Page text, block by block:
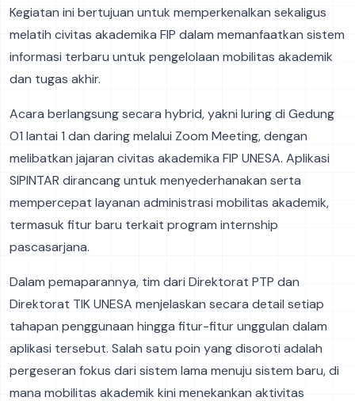
Kegiatan ini bertujuan untuk memperkenalkan sekaligus
melatih civitas akademika FIP dalam memanfaatkan sistem
informasi terbaru untuk pengelolaan mobilitas akademik
dan tugas akhir.
Acara berlangsung secara hybrid, yakni luring di Gedung
O1 lantai 1 dan daring melalui Zoom Meeting, dengan
melibatkan jajaran civitas akademika FIP UNESA. Aplikasi
SIPINTAR dirancang untuk menyederhanakan serta
mempercepat layanan administrasi mobilitas akademik,
termasuk fitur baru terkait program internship
pascasarjana.
Dalam pemaparannya, tim dari Direktorat PTP dan
Direktorat TIK UNESA menjelaskan secara detail setiap
tahapan penggunaan hingga fitur-fitur unggulan dalam
aplikasi tersebut. Salah satu poin yang disoroti adalah
pergeseran fokus dari sistem lama menuju sistem baru, di
mana mobilitas akademik kini menekankan aktivitas